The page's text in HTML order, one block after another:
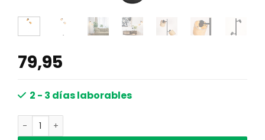
79,95
2 - 3 días laborables
Lámpara de pie de dos luces negra con pantallas de